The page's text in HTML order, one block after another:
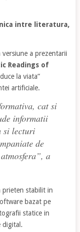
intre literatura,
a prezentarii
Readings of
la viata”
artificiale.
cat si
informatii
si lecturi
de
”, a
prieten stabilit in
bazat pe
statice in
digital.